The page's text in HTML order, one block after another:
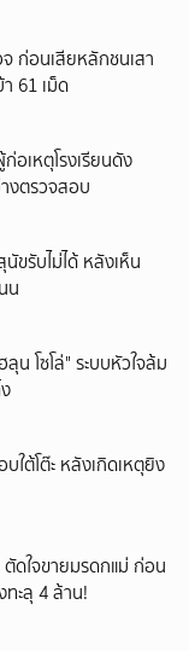
ก่อนเสียหลักชนเสา
61 เม็ด
อเหตุโรงเรียนดัง
งตรวจสอบ
ขรับไม่ได้ หลังเห็น
น
น โซโล่" ระบบหัวใจล้ม
ใต้โต๊ะ หลังเกิดเหตุยิง
ดใจขายมรดกแม่ ก่อน
ะลุ 4 ล้าน!